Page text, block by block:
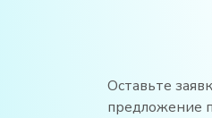
Оставьте
предложение